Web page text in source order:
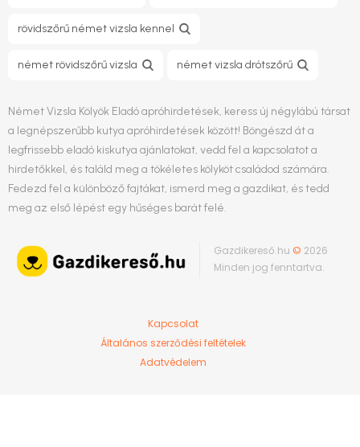
rövidszőrű német vizsla kennel
német rövidszőrű vizsla német vizsla drótszőrű
Német Vizsla Kölyök Eladó apróhirdetések, keress új négylábú társat
a legnépszerűbb kutya apróhirdetések között! Böngészd át a
legfrissebb eladó kiskutya ajánlatokat, vedd fel a kapcsolatot a
hirdetőkkel, és találd meg a tökéletes kölyköt családod számára.
Fedezd fel a különböző fajtákat, ismerd meg a gazdikat, és tedd
meg az első lépést egy hűséges barát felé.
Gazdikereső.hu © 2026
Minden jog fenntartva.
Kapcsolat
Általános szerződési feltételek
Adatvédelem